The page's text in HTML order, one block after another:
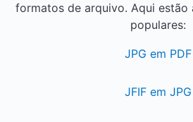
formatos de arquivo. Aqui estão
populares:
JPG em PDF
JFIF em JPG